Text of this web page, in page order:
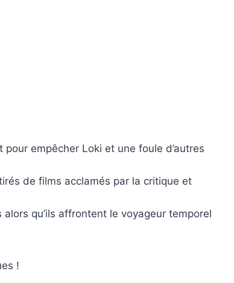
pour empêcher Loki et une foule d’autres
de films acclamés par la critique et
qu’ils affrontent le voyageur temporel
!